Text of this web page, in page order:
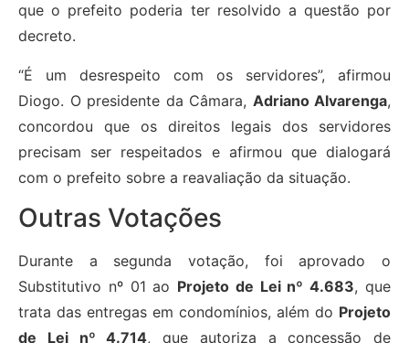
que o prefeito poderia ter resolvido a questão por
decreto.
“É um desrespeito com os servidores”, afirmou
Diogo. O presidente da Câmara, Adriano Alvarenga,
concordou que os direitos legais dos servidores
precisam ser respeitados e afirmou que dialogará
com o prefeito sobre a reavaliação da situação.
Outras Votações
Durante a segunda votação, foi aprovado o
Substitutivo nº 01 ao Projeto de Lei nº 4.683, que
trata das entregas em condomínios, além do Projeto
de Lei nº 4.714, que autoriza a concessão de